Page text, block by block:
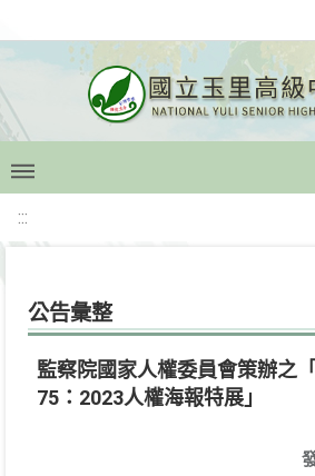
:::
公告彙整
監察院國家人權委員會策辦之
75：2023人權海報特展」